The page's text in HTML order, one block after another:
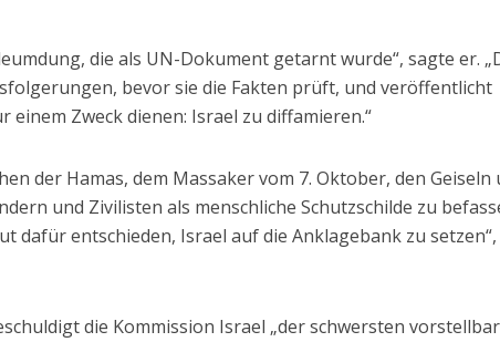
die als UN-Dokument getarnt wurde“, sagte er.
bevor sie die Fakten prüft, und veröffentlicht
einem Zweck dienen: Israel zu diffamieren.“
der Hamas, dem Massaker vom 7. Oktober, den Geiseln
und Zivilisten als menschliche Schutzschilde zu
dafür entschieden, Israel auf die Anklagebank zu setzen“,
die Kommission Israel „der schwersten